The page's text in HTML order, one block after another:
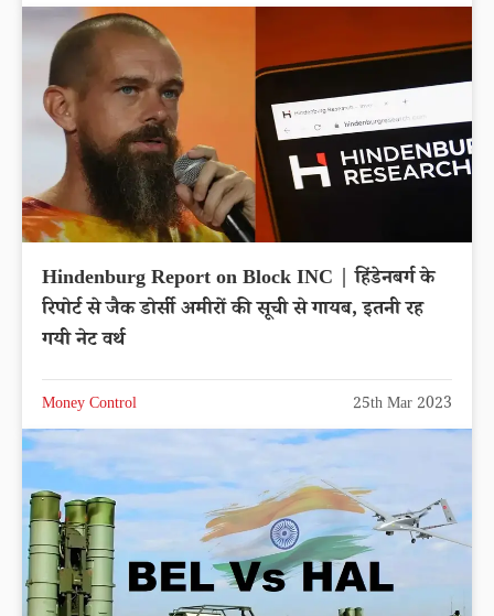
Hindenburg Report on Block INC | हिंडेनबर्ग के
रिपोर्ट से जैक डोर्सी अमीरों की सूची से गायब, इतनी रह
गयी नेट वर्थ
Money Control 25th Mar 2023